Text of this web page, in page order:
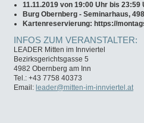
11.11.2019 von 19:00 Uhr bis 23:59
Burg Obernberg - Seminarhaus,
Kartenreservierung: https://
INFOS ZUM VERANSTALTER:
LEADER Mitten im Innviertel
Bezirksgerichtsgasse 5
4982 Obernberg am Inn
Tel.: +43 7758 40373
Email: leader@mitten-im-innviertel.at